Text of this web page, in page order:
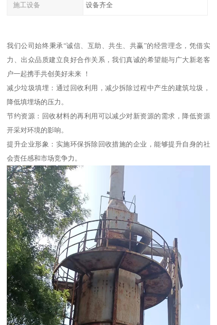
施工设备 设备齐全
我们公司始终秉承“诚信、互助、共生、共赢”的经营理念，凭借实
力、出众品质建立良好合作关系，我们真诚的希望能与广大新老客
户一起携手共创美好未来 ！
减少垃圾填埋：通过回收利用，减少拆除过程中产生的建筑垃圾，
降低填埋场的压力。
节约资源：回收材料的再利用可以减少对新资源的需求，降低资源
开采对环境的影响。
提升企业形象：实施环保拆除回收措施的企业，能够提升自身的社
会责任感和市场竞争力。